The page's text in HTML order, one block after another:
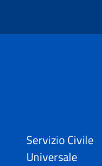
Servizio Civile
Universale